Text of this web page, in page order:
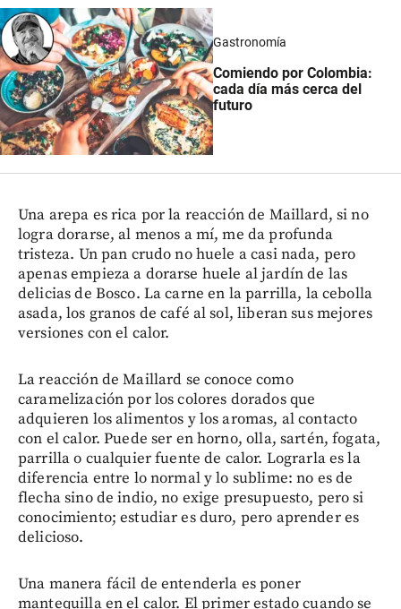
Gastronomía
Comiendo por Colombia:
cada día más cerca del
futuro
Una arepa es rica por la reacción de Maillard, si no
logra dorarse, al menos a mí, me da profunda
tristeza. Un pan crudo no huele a casi nada, pero
apenas empieza a dorarse huele al jardín de las
delicias de Bosco. La carne en la parrilla, la cebolla
asada, los granos de café al sol, liberan sus mejores
versiones con el calor.
La reacción de Maillard se conoce como
caramelización por los colores dorados que
adquieren los alimentos y los aromas, al contacto
con el calor. Puede ser en horno, olla, sartén, fogata,
parrilla o cualquier fuente de calor. Lograrla es la
diferencia entre lo normal y lo sublime: no es de
flecha sino de indio, no exige presupuesto, pero si
conocimiento; estudiar es duro, pero aprender es
delicioso.
Una manera fácil de entenderla es poner
mantequilla en el calor. El primer estado cuando se